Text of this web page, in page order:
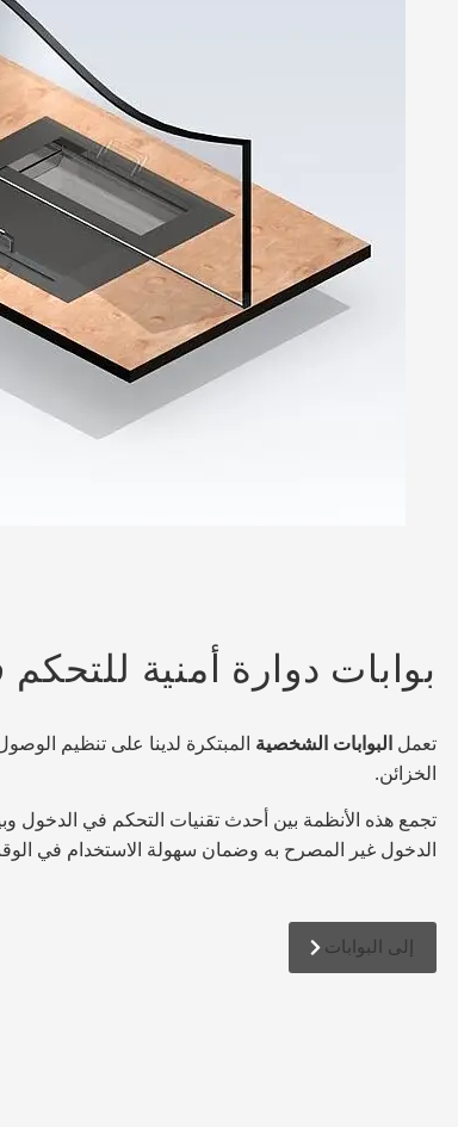
بوابات دوارة أمنية
تعمل البوابات الشخصية المبتكرة لدينا على تنظيم
الخزائن.
تجمع هذه الأنظمة بين أحدث تقنيات التحكم في الدخول
الدخول غير المصرح به وضمان سهولة الاستخدام في
إلى البوابات